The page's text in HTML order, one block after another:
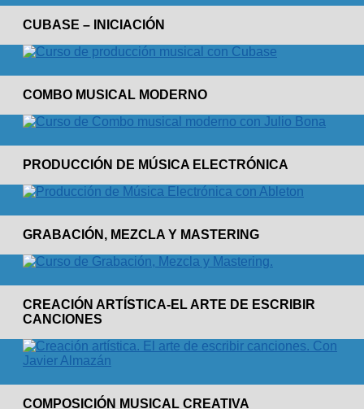
CUBASE – INICIACIÓN
COMBO MUSICAL MODERNO
PRODUCCIÓN DE MÚSICA ELECTRÓNICA
GRABACIÓN, MEZCLA Y MASTERING
CREACIÓN ARTÍSTICA-EL ARTE DE ESCRIBIR
CANCIONES
COMPOSICIÓN MUSICAL CREATIVA